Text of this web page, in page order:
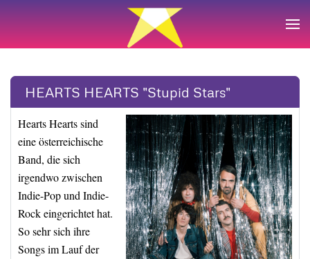
Zum Hauptinhalt springen
HEARTS HEARTS "Stupid Stars"
Hearts Hearts sind
eine österreichische
Band, die sich
irgendwo zwischen
Indie-Pop und Indie-
Rock eingerichtet hat.
So sehr sich ihre
Songs im Lauf der